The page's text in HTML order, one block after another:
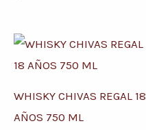
WHISKY CHIVAS REGAL 18
AÑOS 750 ML